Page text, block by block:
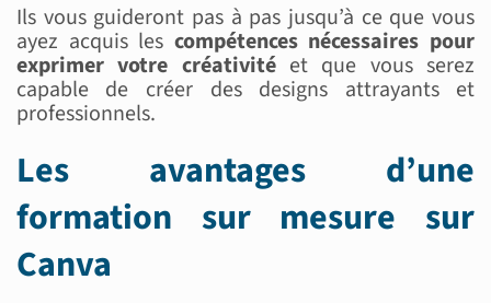
Ils vous guideront pas à pas jusqu’à ce que vous
ayez acquis les compétences nécessaires pour
exprimer votre créativitéet que vous serez
capable de créer des designs attrayants et
professionnels.
Les avantages d’une
formation sur mesure sur
Canva